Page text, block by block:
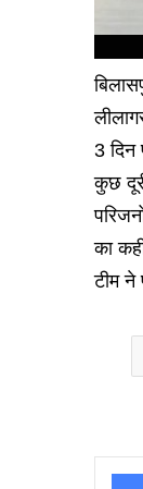
3
कुछ
का
टीम ने